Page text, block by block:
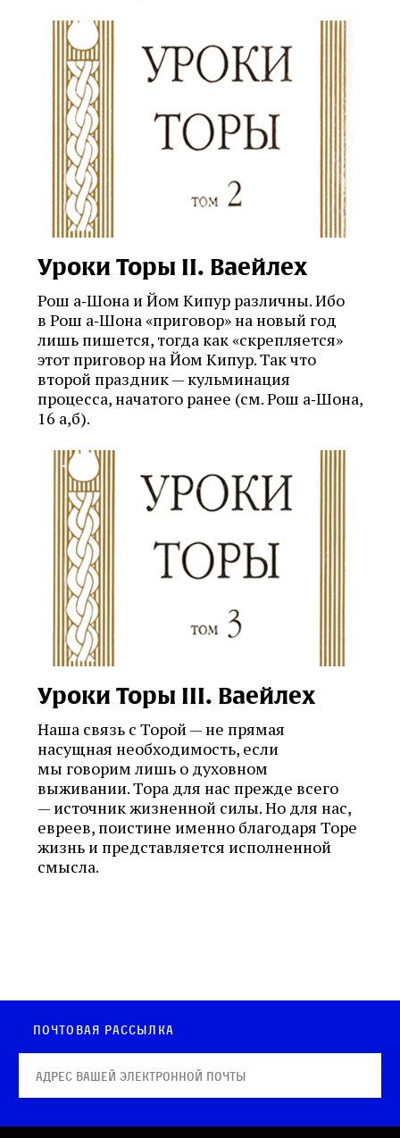
Уроки Торы II. Ваейлех
Рош а‑Шона и Йом Кипур различны. Ибо
в Рош а‑Шона «приговор» на новый год
лишь пишется, тогда как «скрепляется»
этот приговор на Йом Кипур. Так что
второй праздник — кульминация
процесса, начатого ранее (см. Рош а‑Шона,
16 a,б).
Уроки Торы III. Ваейлех
Наша связь с Торой — не прямая
насущная необходимость, если
мы говорим лишь о духовном
выживании. Тора для нас прежде всего
— источник жизненной силы. Но для нас,
евреев, поистине именно благодаря Торе
жизнь и представляется исполненной
смысла.
Почтовая рассылка